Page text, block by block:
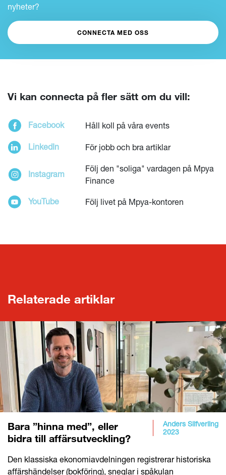
nyheter?
CONNECTA MED OSS
Vi kan connecta på fler sätt om du vill:
Facebook Håll koll på våra events
LinkedIn För jobb och bra artiklar
Instagram
Följ den "soliga" vardagen på Mpya
Finance
YouTube Följ livet på Mpya-kontoren
Relaterade artiklar
Anders Silfverling
2023
Bara ”hinna med”, eller
bidra till affärsutveckling?
Den klassiska ekonomiavdelningen registrerar historiska
affärshändelser (bokföring), sneglar i spåkulan